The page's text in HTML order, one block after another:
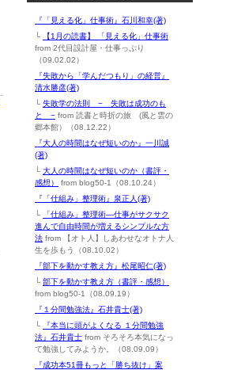
『「見える化」仕事術』石川和幸(著)
└
【1月の読書】 「見える化」仕事術
from 2代目設計屋・仕事っぷり
（09.02.02）
『失敗から「学んだつもり」の経営』
清水勝彦(著)
└ 失敗学の法則 − 失敗は成功のも
と − from 読書と時折の旅 (風と雲の
郷本館）（08.12.22）
『大人の時間はなぜ短いのか』一川誠
(著)
└ 大人の時間はなぜ短いのか（書評・
感想）
from blog50-1（08.10.24）
『「仕組み」整理術』泉正人(著)
└
「仕組み」整理術―仕事がサクサク
進んで自由時間が増えるシンプルな方
法 from 【オト人】しあわせなオトナ人
生を歩もう（08.10.02）
『部下を動かす教え方』松尾昭仁(著)
└ 部下を動かす教え方（書評・感想）
from blog50-1（08.09.19）
『１分間勉強法』石井貴士(著)
└
『本当に頭がよくなる １分間勉強
法』石井貴士 from そろそろ本気になっ
て勉強してみようか。（08.09.09）
『成功本51冊もっと「勝ち抜け」案